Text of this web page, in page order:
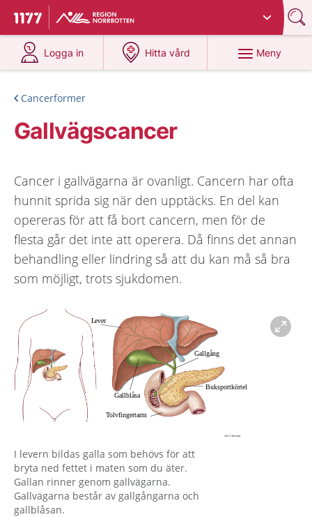
Till startsidan för 1177
Du har valt region
Logga in
på 1177.se
Hitta vård
på 1177.se
Meny
Cancerformer
Gallvägscancer
Cancer i gallvägarna är ovanligt. Cancern har ofta
hunnit sprida sig när den upptäcks. En del kan
opereras för att få bort cancern, men för de
flesta går det inte att operera. Då finns det annan
behandling eller lindring så att du kan må så bra
som möjligt, trots sjukdomen.
Förstora bilden
I levern bildas galla som behövs för att
bryta ned fettet i maten som du äter.
Gallan rinner genom gallvägarna.
Gallvägarna består av gallgångarna och
gallblåsan.